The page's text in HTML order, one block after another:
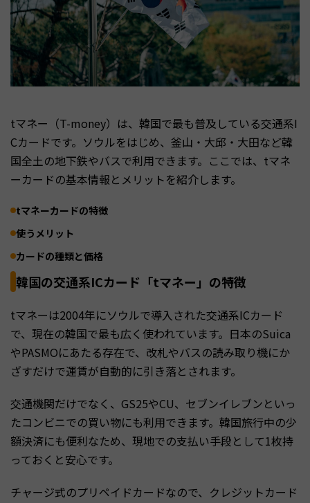
tマネー（T-money）は、韓国で最も普及している交通系I
Cカードです。ソウルをはじめ、釜山・大邱・大田など韓
国全土の地下鉄やバスで利用できます。ここでは、tマネ
ーカードの基本情報とメリットを紹介します。
tマネーカードの特徴
使うメリット
カードの種類と価格
韓国の交通系ICカード「tマネー」の特徴
tマネーは2004年にソウルで導入された交通系ICカード
で、現在の韓国で最も広く使われています。日本のSuica
やPASMOにあたる存在で、改札やバスの読み取り機にか
ざすだけで運賃が自動的に引き落とされます。
交通機関だけでなく、GS25やCU、セブンイレブンといっ
たコンビニでの買い物にも利用できます。韓国旅行中の少
額決済にも便利なため、現地での支払い手段として1枚持
っておくと安心です。
チャージ式のプリペイドカードなので、クレジットカード